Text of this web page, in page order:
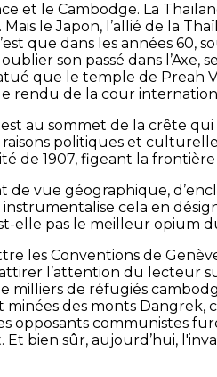
et le Cambodge. La
le Japon, l’allié de la
que dans les années 60,
son passé dans l’Axe,
que le temple de Preah
rendu de la cour
au sommet de la crête
politiques et
de 1907, figeant la
vue géographique,
cela en
elle pas le meilleur opium
les Conventions de
l’attention du lecteur
milliers de réfugiés
des monts Dangrek,
opposants communistes
bien sûr, aujourd’hui,